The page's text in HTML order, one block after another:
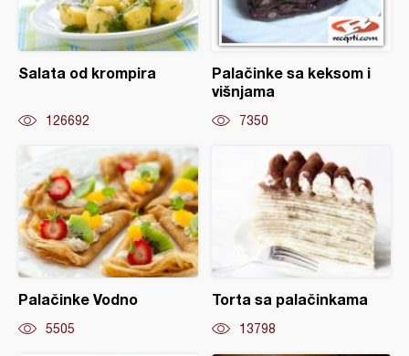
Salata od krompira
126692
Palačinke sa keksom i
višnjama
7350
Palačinke Vodno
5505
Torta sa palačinkama
13798